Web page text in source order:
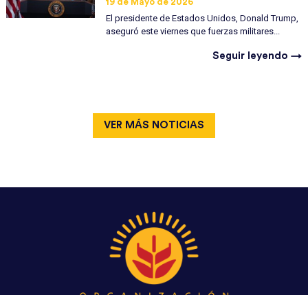
El presidente de Estados Unidos, Donald Trump,
aseguró este viernes que fuerzas militares...
Seguir leyendo →
VER MÁS NOTICIAS